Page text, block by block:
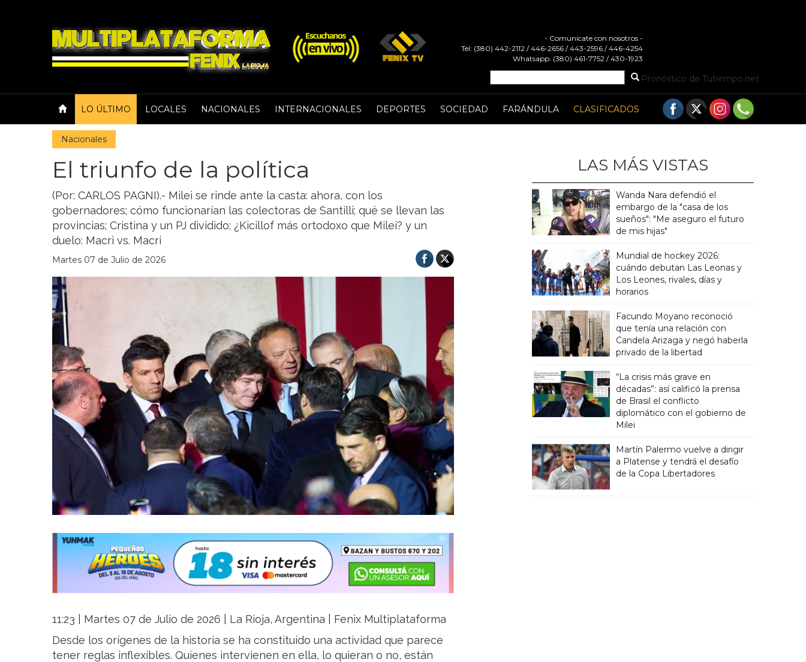
- Comunicate con nosotros -
Tel: (380) 442-2112 / 446-2656 / 443-2596 / 446-4254
Whatsapp: (380) 461-7752 / 430-1923
Pronóstico de Tutiempo.net
LO ÚLTIMO LOCALES NACIONALES INTERNACIONALES DEPORTES SOCIEDAD FARÁNDULA CLASIFICADOS
Nacionales
El triunfo de la política
(Por: CARLOS PAGNI).- Milei se rinde ante la casta: ahora, con los
gobernadores; cómo funcionarían las colectoras de Santilli; qué se llevan las
provincias; Cristina y un PJ dividido; ¿Kicillof más ortodoxo que Milei? y un
duelo: Macri vs. Macri
Martes 07 de Julio de 2026
11:23 | Martes 07 de Julio de 2026 | La Rioja, Argentina | Fenix Multiplataforma
Desde los orígenes de la historia se ha constituido una actividad que parece
tener reglas inflexibles. Quienes intervienen en ella, lo quieran o no, están
LAS MÁS VISTAS
Wanda Nara defendió el
embargo de la "casa de los
sueños": "Me aseguro el futuro
de mis hijas"
Mundial de hockey 2026:
cuándo debutan Las Leonas y
Los Leones, rivales, días y
horarios
Facundo Moyano reconoció
que tenía una relación con
Candela Arizaga y negó haberla
privado de la libertad
“La crisis más grave en
décadas”: así calificó la prensa
de Brasil el conflicto
diplomático con el gobierno de
Milei
Martín Palermo vuelve a dirigir
a Platense y tendrá el desafío
de la Copa Libertadores